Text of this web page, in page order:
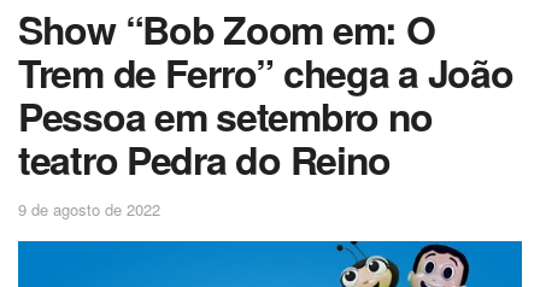
Show “Bob Zoom em: O
Trem de Ferro” chega a João
Pessoa em setembro no
teatro Pedra do Reino
9 de agosto de 2022